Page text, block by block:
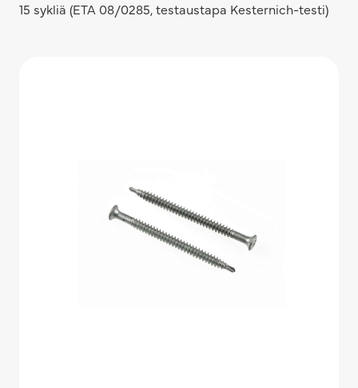
15 sykliä (ETA 08/0285, testaustapa Kesternich-testi)